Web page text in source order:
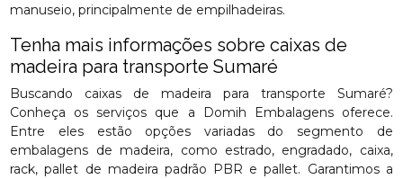
manuseio, principalmente de empilhadeiras.
Tenha mais informações sobre caixas de
madeira para transporte Sumaré
Buscando caixas de madeira para transporte Sumaré?
Conheça os serviços que a Domih Embalagens oferece.
Entre eles estão opções variadas do segmento de
embalagens de madeira, como estrado, engradado, caixa,
rack, pallet de madeira padrão PBR e pallet. Garantimos a